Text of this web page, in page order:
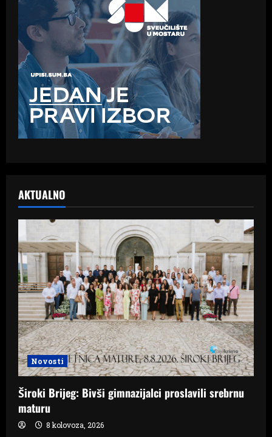
AKTUALNO
Novosti
Široki Brijeg: Bivši gimnazijalci proslavili srebrnu
maturu
8 kolovoza, 2026